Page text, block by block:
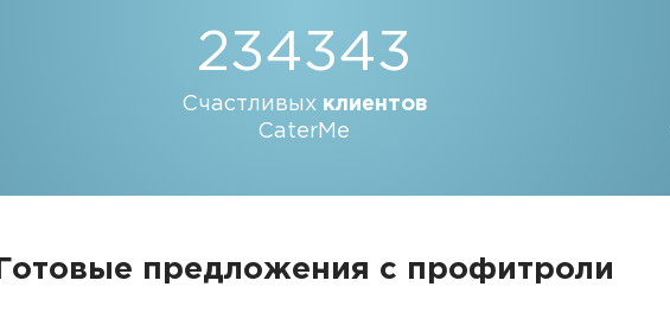
234343
Счастливых клиентов
CaterMe
Готовые предложения с профитроли